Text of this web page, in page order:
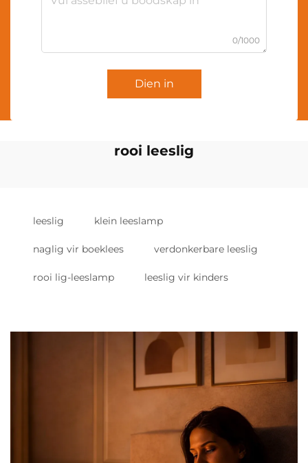
0/1000
Dien in
rooi leeslig
leeslig klein leeslamp
naglig vir boeklees verdonkerbare leeslig
rooi lig-leeslamp leeslig vir kinders